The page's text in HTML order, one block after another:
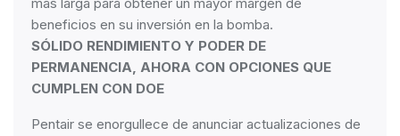
beneficios en su inversión en la bomba.
SÓLIDO RENDIMIENTO Y PODER DE
PERMANENCIA, AHORA CON OPCIONES QUE
CUMPLEN CON DOE
Pentair se enorgullece de anunciar actualizaciones de